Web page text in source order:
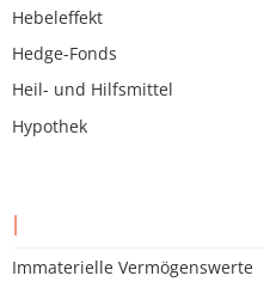
Hebeleffekt
Hedge-Fonds
Heil- und Hilfsmittel
Hypothek
I
Immaterielle Vermögenswerte